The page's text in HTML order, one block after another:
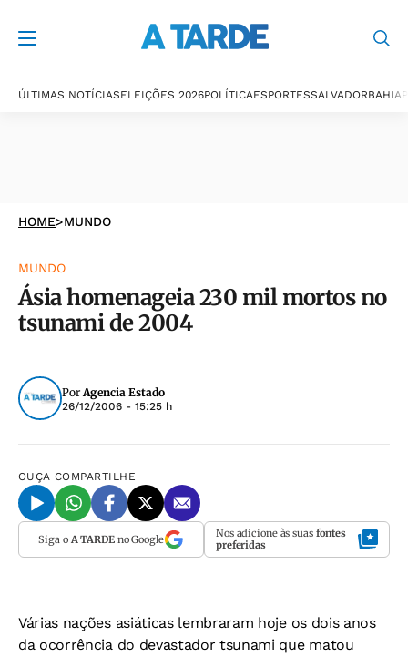
ÚLTIMAS NOTÍCIASELEIÇÕES 2026POLÍTICAESPORTESSALVADORBAHIA
HOME>MUNDO
MUNDO
Ásia homenageia 230 mil mortos no
tsunami de 2004
PorAgencia Estado
26/12/2006 - 15:25 h
OUÇA COMPARTILHE
Siga o A TARDEno Google Nos adicione às suas fontes
preferidas
Várias nações asiáticas lembraram hoje os dois anos
da ocorrência do devastador tsunami que matou